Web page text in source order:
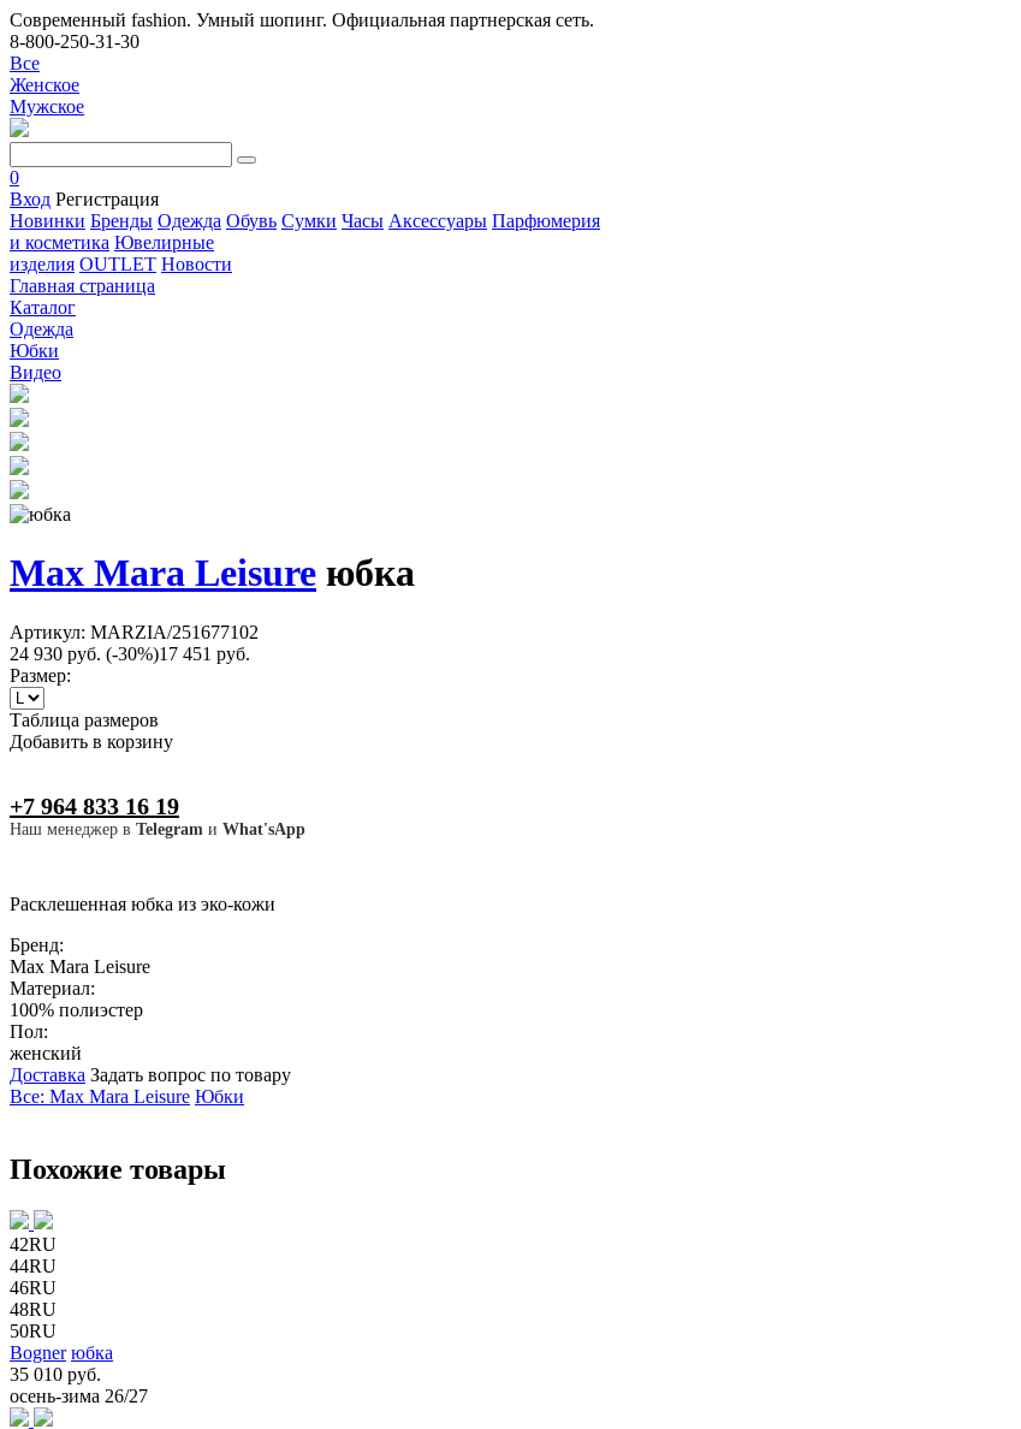
Современный fashion. Умный шопинг. Официальная партнерская сеть.
8-800-250-31-30
Все
Женское
Мужское
0
Вход Регистрация
Новинки Бренды Одежда Обувь Сумки Часы Аксессуары Парфюмерия
и косметика Ювелирные
изделия OUTLET Новости
Главная страница
Каталог
Одежда
Юбки
Видео
Max Mara Leisure юбка
Артикул: MARZIA/251677102
24 930 руб. (-30%)17 451 руб.
Размер:
Таблица размеров
Добавить в корзину
+7 964 833 16 19
Наш менеджер в Telegram и What'sApp
Расклешенная юбка из эко-кожи
Бренд:
Max Mara Leisure
Материал:
100% полиэстер
Пол:
женский
Доставка Задать вопрос по товару
Все: Max Mara Leisure Юбки
Похожие товары
42RU
44RU
46RU
48RU
50RU
Bogner юбка
35 010 руб.
осень-зима 26/27